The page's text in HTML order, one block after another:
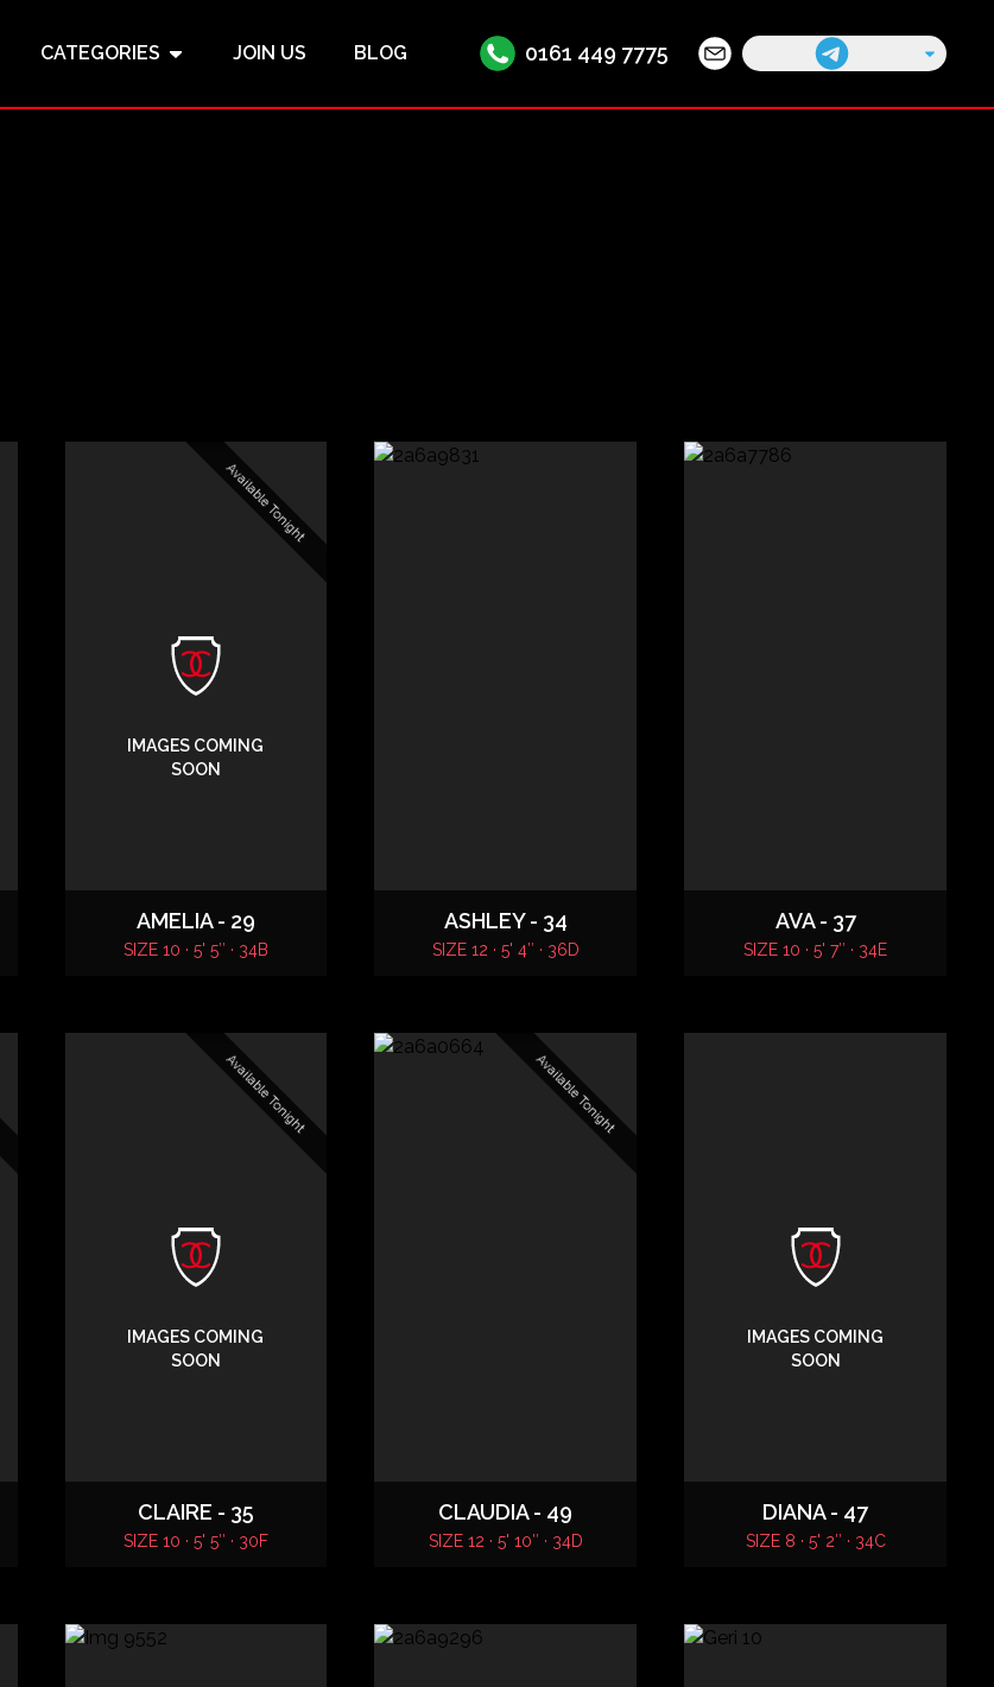
CATEGORIES JOIN US BLOG 0161 449 7775
Available Tonight
IMAGES COMING
SOON
AMELIA - 29
SIZE 10 · 5' 5″ · 34B
ASHLEY - 34
SIZE 12 · 5' 4″ · 36D
AVA - 37
SIZE 10 · 5' 7″ · 34E
Available Tonight
IMAGES COMING
SOON
CLAIRE - 35
SIZE 10 · 5' 5″ · 30F
Available Tonight
CLAUDIA - 49
SIZE 12 · 5' 10″ · 34D
IMAGES COMING
SOON
DIANA - 47
SIZE 8 · 5' 2″ · 34C